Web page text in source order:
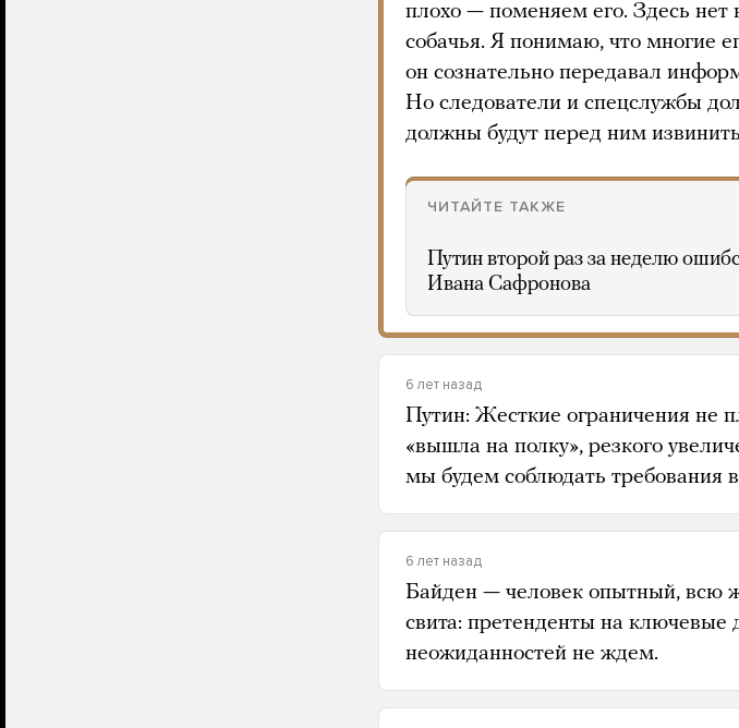
плохо — поменяем его. Здесь нет
собачья. Я понимаю, что многие
он сознательно передавал
Но следователи и спецслужбы
должны будут перед ним
ЧИТАЙТЕ ТАКЖЕ
Путин второй раз за неделю
Ивана Сафронова
6 лет назад
Путин: Жесткие ограничения не
«вышла на полку», резкого
мы будем соблюдать требования
6 лет назад
Байден — человек опытный, всю
свита: претенденты на ключевые
неожиданностей не ждем.